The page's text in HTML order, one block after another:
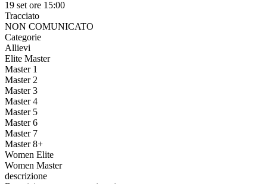
19 set ore 15:00
Tracciato
NON COMUNICATO
Categorie
Allievi
Elite Master
Master 1
Master 2
Master 3
Master 4
Master 5
Master 6
Master 7
Master 8+
Women Elite
Women Master
descrizione